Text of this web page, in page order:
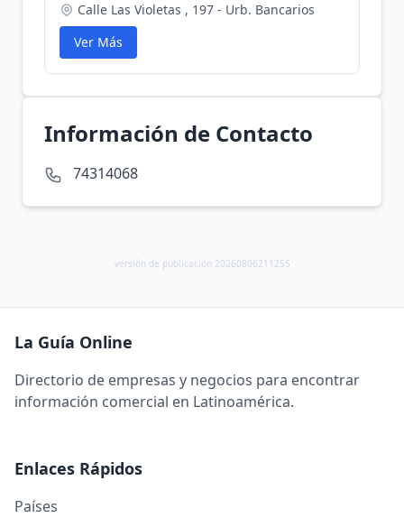
Calle Las Violetas , 197 - Urb. Bancarios
Ver Más
Información de Contacto
74314068
versión de publicación 20260806211255
La Guía Online
Directorio de empresas y negocios para encontrar
información comercial en Latinoamérica.
Enlaces Rápidos
Países